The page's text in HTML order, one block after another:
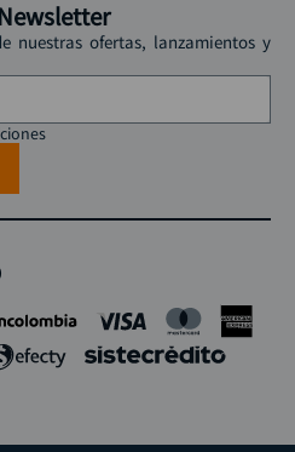
nuestras ofertas, lanzamientos y